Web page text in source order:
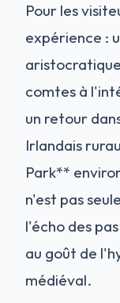
Pour les
expérience :
comtes à
un retour
Irlandais
Park**
n'est pas
l'écho des
au goût de
médiéval.